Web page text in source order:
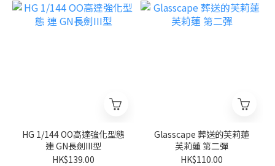
HG 1/144 OO高達強化型態
連 GN長劍III型
HK$139.00
Glasscape 葬送的芙莉蓮
芙莉蓮 第二彈
HK$110.00